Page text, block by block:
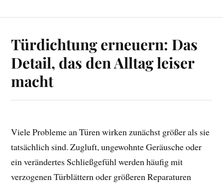
Türdichtung erneuern: Das
Detail, das den Alltag leiser
macht
Viele Probleme an Türen wirken zunächst größer als sie
tatsächlich sind. Zugluft, ungewohnte Geräusche oder
ein verändertes Schließgefühl werden häufig mit
verzogenen Türblättern oder größeren Reparaturen